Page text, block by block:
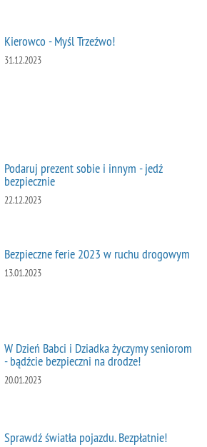
Kierowco - Myśl Trzeźwo!
31.12.2023
Podaruj prezent sobie i innym - jedź
bezpiecznie
22.12.2023
Bezpieczne ferie 2023 w ruchu drogowym
13.01.2023
W Dzień Babci i Dziadka życzymy seniorom
- bądźcie bezpieczni na drodze!
20.01.2023
Sprawdź światła pojazdu. Bezpłatnie!